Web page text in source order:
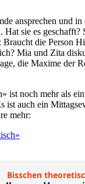
ansprechen und in
sie es geschafft?
die Person
Mia und Zita
die Maxime der
ist noch mehr als
ist auch ein
mehr: